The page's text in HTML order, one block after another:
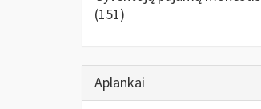
(151)
Aplankai